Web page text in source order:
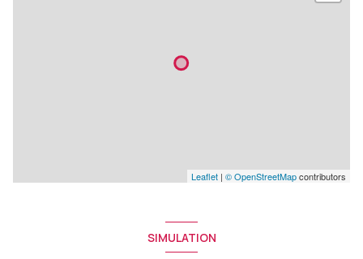
Leaflet | © OpenStreetMapcontributors
SIMULATION